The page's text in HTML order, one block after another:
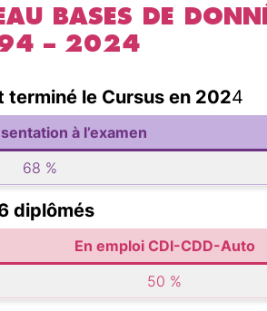
BASES DE
– 2024
le Cursus en 2024
à l’examen
68 %
diplômés
En emploi CDI-CDD-Auto
50 %